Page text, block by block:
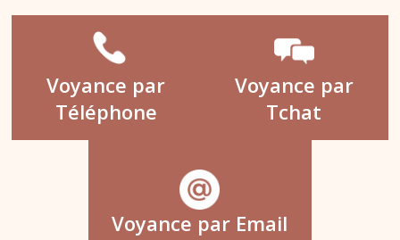
Voyance par
Téléphone
Voyance par
Tchat
Voyance par Email